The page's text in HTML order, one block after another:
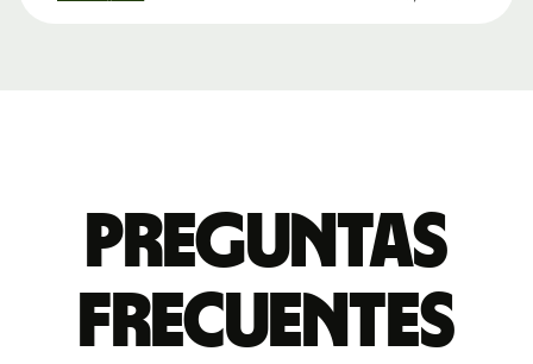
Preguntas
frecuentes